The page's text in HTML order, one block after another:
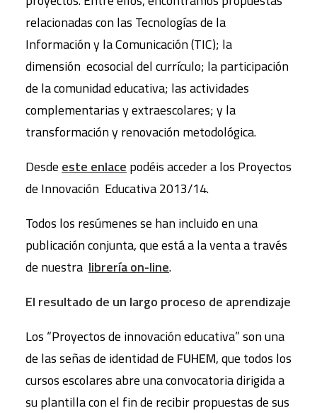
relacionadas con las Tecnologías de la
Información y la Comunicación (TIC); la
dimensión ecosocial del currículo; la participación
de la comunidad educativa; las actividades
complementarias y extraescolares; y la
transformación y renovación metodológica.
Desde este enlace podéis acceder a los Proyectos
de Innovación Educativa 2013/14.
Todos los resúmenes se han incluido en una
publicación conjunta, que está a la venta a través
de nuestra librería on-line.
El resultado de un largo proceso de aprendizaje
Los “Proyectos de innovación educativa” son una
de las señas de identidad de FUHEM, que todos los
cursos escolares abre una convocatoria dirigida a
su plantilla con el fin de recibir propuestas de sus